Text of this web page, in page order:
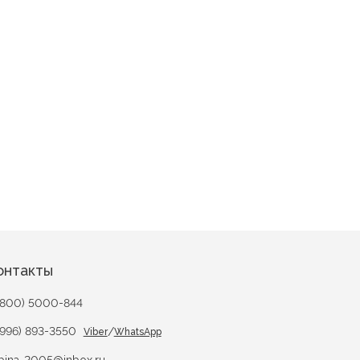
5000-844
893-3550 Viber/WhatsApp